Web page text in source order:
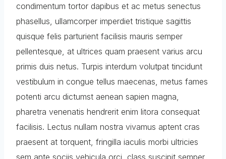
condimentum tortor dapibus et ac metus senectus
phasellus, ullamcorper imperdiet tristique sagittis
quisque felis parturient facilisis mauris semper
pellentesque, at ultrices quam praesent varius arcu
primis duis netus. Turpis interdum volutpat tincidunt
vestibulum in congue tellus maecenas, metus fames
potenti arcu dictumst aenean sapien magna,
pharetra venenatis hendrerit enim litora consequat
facilisis. Lectus nullam nostra vivamus aptent cras
praesent at torquent, fringilla iaculis morbi ultricies
sem ante sociis vehicula orci, class suscipit semper